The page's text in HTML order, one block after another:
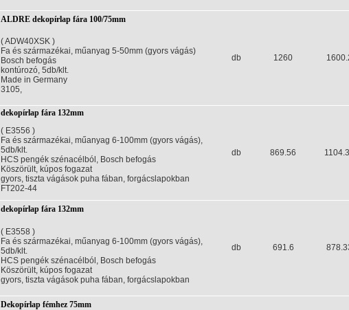
ALDRE dekopírlap fára 100/75mm
db 1260
( ADW40XSK )
Fa és származékai, műanyag 5-50mm (gyors vágás)
Bosch befogás
kontúrozó, 5db/klt.
Made in Germany
3105,
dekopírlap fára 132mm
db 869.56
( E3556 )
Fa és származékai, műanyag 6-100mm (gyors vágás),
5db/klt.
HCS pengék szénacélból, Bosch befogás
Köszörült, kúpos fogazat
gyors, tiszta vágások puha fában, forgácslapokban
FT202-44
dekopírlap fára 132mm
db 691.6
( E3558 )
Fa és származékai, műanyag 6-100mm (gyors vágás),
5db/klt.
HCS pengék szénacélból, Bosch befogás
Köszörült, kúpos fogazat
gyors, tiszta vágások puha fában, forgácslapokban
Dekopírlap fémhez 75mm